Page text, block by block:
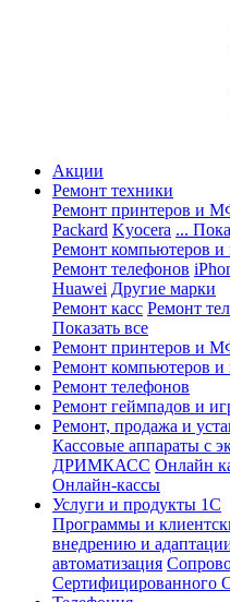
Акции
Ремонт техники
Ремонт принтеров и
Packard Kyocera ...
Ремонт компьютеров и
Ремонт телефонов
Huawei Другие марки
Ремонт касс Ремонт
Показать все
Ремонт принтеров и
Ремонт компьютеров и
Ремонт телефонов
Ремонт геймпадов и
Ремонт, продажа и
Кассовые аппараты с
ДРИМКАСС Онлайн
Онлайн-кассы
Услуги и продукты 1С
Программы и
внедрению и
автоматизация
Сертифицированного